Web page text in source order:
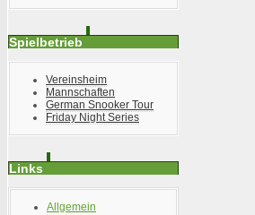
Spielbetrieb
Vereinsheim
Mannschaften
German Snooker Tour
Friday Night Series
Links
Allgemein